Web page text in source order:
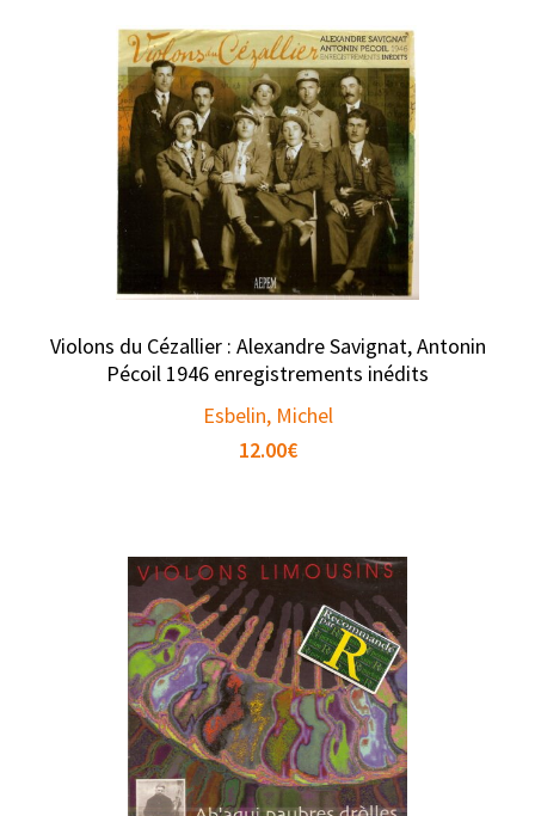
Violons du Cézallier : Alexandre Savignat, Antonin
Pécoil 1946 enregistrements inédits
Esbelin, Michel
12.00€